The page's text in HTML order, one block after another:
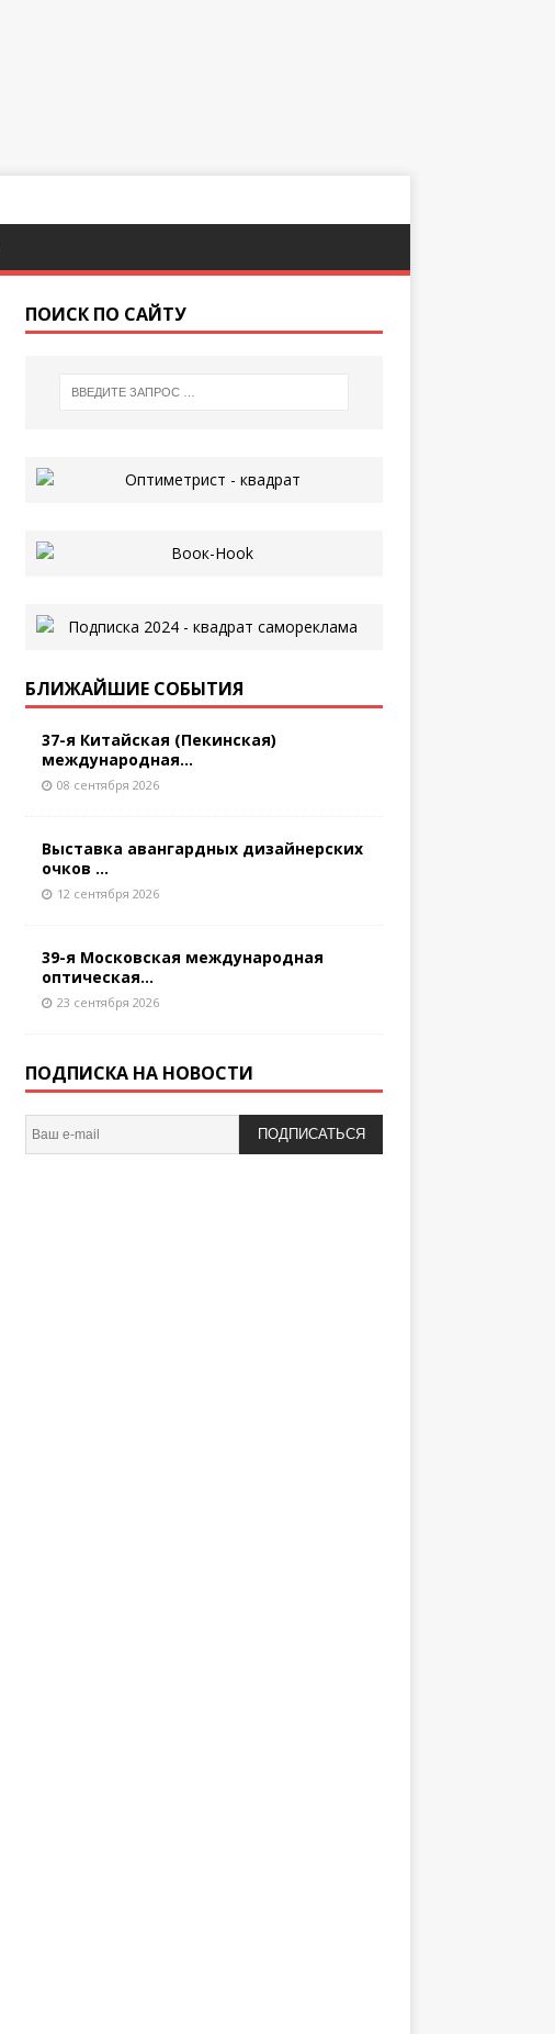
ПОИСК ПО САЙТУ
БЛИЖАЙШИЕ СОБЫТИЯ
37-я Китайская (Пекинская)
международная...
08 сентября 2026
Выставка авангардных дизайнерских
очков ...
12 сентября 2026
39-я Московская международная
оптическая...
23 сентября 2026
ПОДПИСКА НА НОВОСТИ
ПОДПИСАТЬСЯ